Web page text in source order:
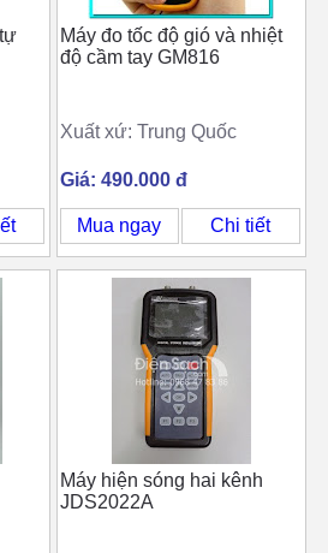
Máy đo tốc độ gió và nhiệt
độ cầm tay GM816
Xuất xứ: Trung Quốc
Giá: 490.000 đ
Mua ngay Chi tiết
Máy hiện sóng hai kênh
JDS2022A